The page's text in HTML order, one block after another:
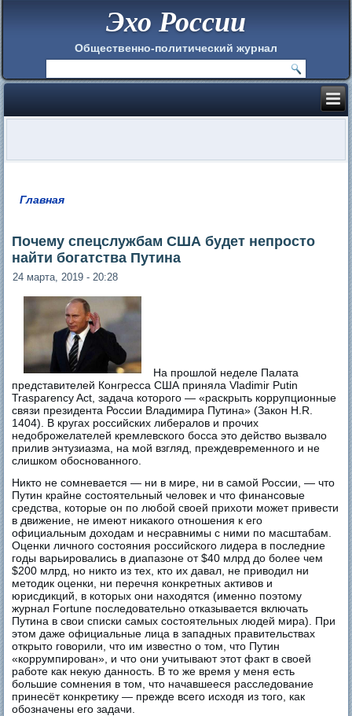
Эхо России
Общественно-политический журнал
Главная
Почему спецслужбам США будет непросто
найти богатства Путина
24 марта, 2019 - 20:28
На прошлой неделе Палата
представителей Конгресса США приняла Vladimir Putin
Trasparency Act, задача которого — «раскрыть коррупционные
связи президента России Владимира Путина» (Закон H.R.
1404). В кругах российских либералов и прочих
недоброжелателей кремлевского босса это действо вызвало
прилив энтузиазма, на мой взгляд, преждевременного и не
слишком обоснованного.
Никто не сомневается — ни в мире, ни в самой России, — что
Путин крайне состоятельный человек и что финансовые
средства, которые он по любой своей прихоти может привести
в движение, не имеют никакого отношения к его
официальным доходам и несравнимы с ними по масштабам.
Оценки личного состояния российского лидера в последние
годы варьировались в диапазоне от $40 млрд до более чем
$200 млрд, но никто из тех, кто их давал, не приводил ни
методик оценки, ни перечня конкретных активов и
юрисдикций, в которых они находятся (именно поэтому
журнал Fortune последовательно отказывается включать
Путина в свои списки самых состоятельных людей мира). При
этом даже официальные лица в западных правительствах
открыто говорили, что им известно о том, что Путин
«коррумпирован», и что они учитывают этот факт в своей
работе как некую данность. В то же время у меня есть
большие сомнения в том, что начавшееся расследование
принесёт конкретику — прежде всего исходя из того, как
обозначены его задачи.